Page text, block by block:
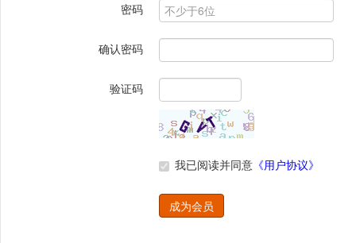
密码
确认密码
验证码
我已阅读并同意 《用户协议》